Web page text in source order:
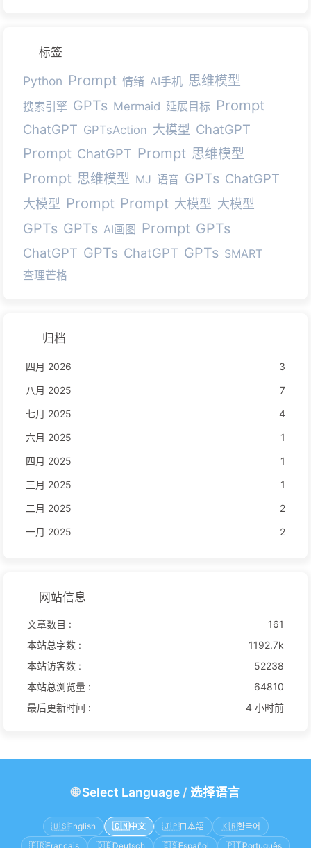
标签
Python Prompt 情绪 AI手机 思维模型
搜索引擎 GPTs Mermaid 延展目标 Prompt
ChatGPT GPTsAction 大模型 ChatGPT
Prompt ChatGPT Prompt 思维模型
Prompt 思维模型 MJ 语音 GPTs ChatGPT
大模型 Prompt Prompt 大模型 大模型
GPTs GPTs AI画图 Prompt GPTs
ChatGPT GPTs ChatGPT GPTs SMART
查理芒格
归档
四月 2026
3
八月 2025
7
七月 2025
4
六月 2025
1
四月 2025
1
三月 2025
1
二月 2025
2
一月 2025
2
网站信息
文章数目 :
161
本站总字数 :
1192.7k
本站访客数 :
52238
本站总浏览量 :
64810
最后更新时间 :
4 小时前
🌐Select Language/ 选择语言
🇺🇸English 🇨🇳 中文 🇯🇵日本語 🇰🇷한국어
🇫🇷Français 🇩🇪Deutsch 🇪🇸Español 🇵🇹Português